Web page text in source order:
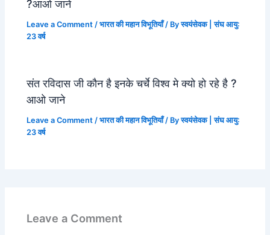
?आओ जाने
Leave a Comment /भारत की महान विभूतियाँ/ Byस्वयंसेवक | संघ आयु:
23 वर्ष
संत रविदास जी कौन है इनके चर्चे विश्व मे क्यो हो रहे है ?
आओ जाने
Leave a Comment /भारत की महान विभूतियाँ/ Byस्वयंसेवक | संघ आयु:
23 वर्ष
Leave a Comment